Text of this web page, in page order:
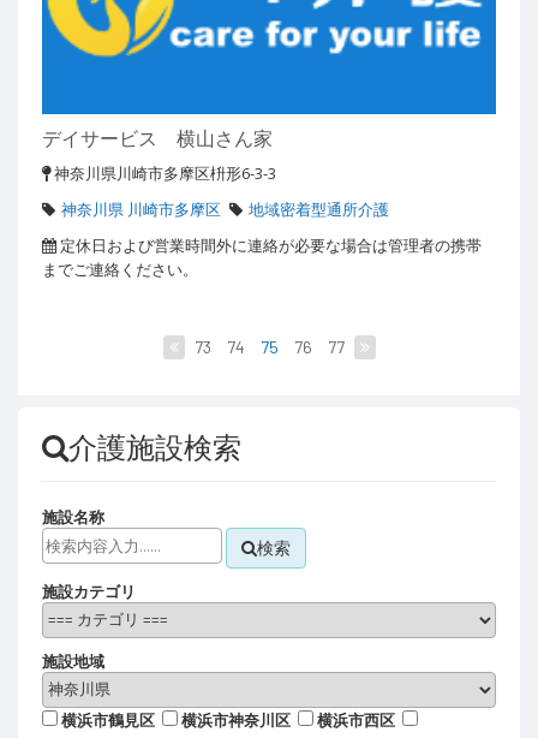
デイサービス 横山さん家
神奈川県川崎市多摩区枡形6-3-3
神奈川県 川崎市多摩区
地域密着型通所介護
定休日および営業時間外に連絡が必要な場合は管理者の携帯
までご連絡ください。
73 74 75 76 77
介護施設検索
施設名称
検索
施設カテゴリ
施設地域
横浜市鶴見区 横浜市神奈川区
横浜市西区